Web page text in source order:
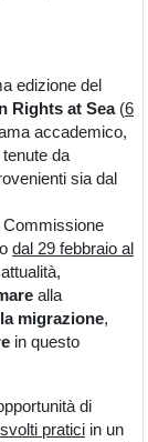
edizione del
Rights at Sea (6
accademico,
da
sia dal
Commissione
dal 29 febbraio al
alla
migrazione,
in questo
di
pratici in un